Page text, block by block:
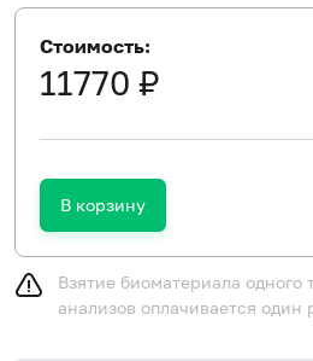
Стоимость:
11770 ₽
В корзину
Взятие биоматериала одного
анализов оплачивается один